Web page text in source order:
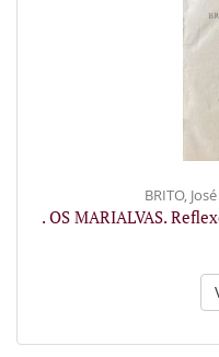
BRITO,
. OS MARIALVAS.